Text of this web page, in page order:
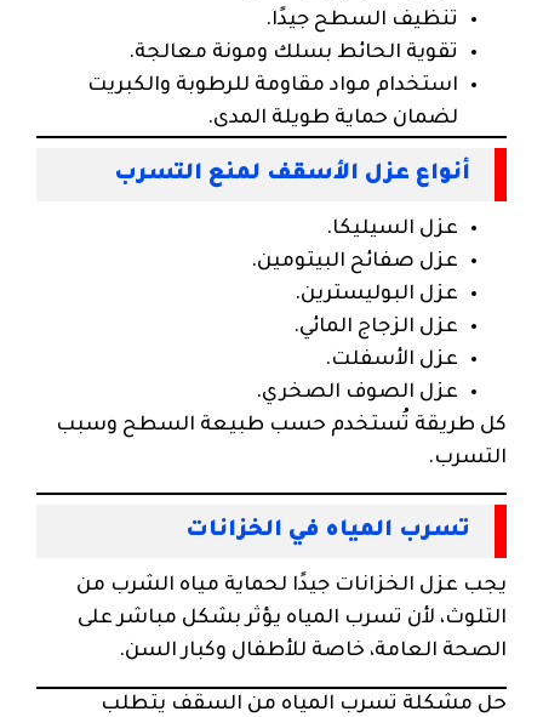
تنظيف السطح جيدًا.
تقوية الحائط بسلك ومونة معالجة.
استخدام مواد مقاومة للرطوبة والكبريت
لضمان حماية طويلة المدى.
أنواع عزل الأسقف لمنع التسرب
عزل السيليكا.
عزل صفائح البيتومين.
عزل البوليسترين.
عزل الزجاج المائي.
عزل الأسفلت.
عزل الصوف الصخري.
كل طريقة تُستخدم حسب طبيعة السطح وسبب
التسرب.
تسرب المياه في الخزانات
يجب عزل الخزانات جيدًا لحماية مياه الشرب من
التلوث، لأن تسرب المياه يؤثر بشكل مباشر على
الصحة العامة، خاصة للأطفال وكبار السن.
حل مشكلة تسرب المياه من السقف يتطلب